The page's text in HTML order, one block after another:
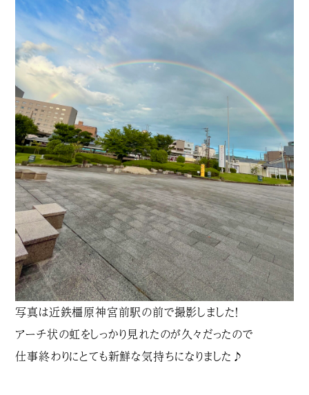
写真は近鉄橿原神宮前駅の前で撮影しました！
アーチ状の虹をしっかり見れたのが久々だったので
仕事終わりにとても新鮮な気持ちになりました♪